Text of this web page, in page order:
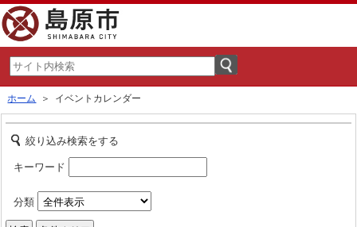
ホーム ＞ イベントカレンダー
絞り込み検索をする
キーワード
分類